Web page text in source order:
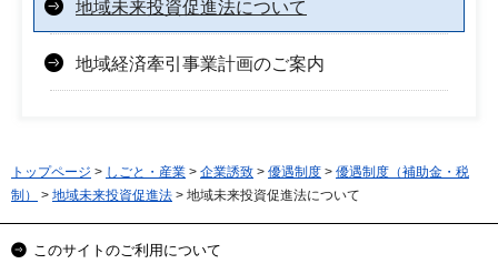
地域未来投資促進法について
地域経済牽引事業計画のご案内
トップページ > しごと・産業 > 企業誘致 > 優遇制度 > 優遇制度（補助金・税
制）
> 地域未来投資促進法 > 地域未来投資促進法について
このサイトのご利用について